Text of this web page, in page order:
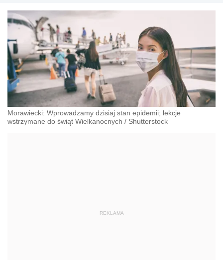
Morawiecki: Wprowadzamy dzisiaj stan epidemii; lekcje
wstrzymane do świąt Wielkanocnych / Shutterstock